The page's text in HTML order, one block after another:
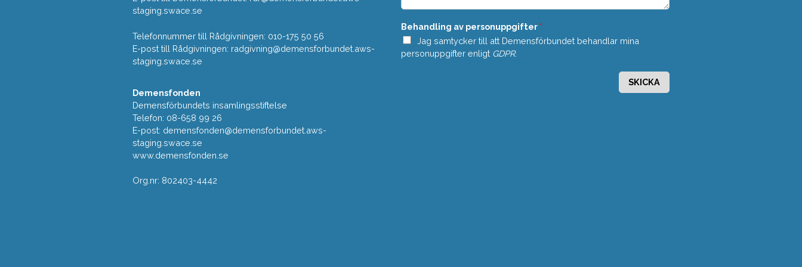
staging.swace.se
Telefonnummer till Rådgivningen: 010-175 50 56
E-post till Rådgivningen: radgivning@demensforbundet.aws-
staging.swace.se
Demensfonden
Demensförbundets insamlingsstiftelse
Telefon: 08-658 99 26
E-post: demensfonden@demensforbundet.aws-
staging.swace.se
www.demensfonden.se
Org.nr: 802403-4442
a
d
e
*
Behandling av personuppgifter *
Jag samtycker till att Demensförbundet behandlar mina
personuppgifter enligt GDPR.
SKICKA